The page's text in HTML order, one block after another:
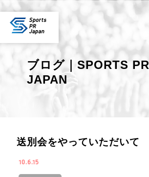
ブログ｜SPORTS PR
JAPAN
送別会をやっていただいて
10.6.15